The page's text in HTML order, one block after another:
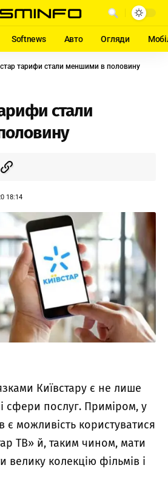
Softnews Авто Огляди
тарифи стали меншими в половину
стали
18:14
Київстару є не лише
сфери послуг. Приміром, у
є можливість користуватися
ТВ» й, таким чином, мати
велику колекцію фільмів і